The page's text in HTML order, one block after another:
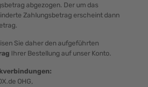
abgezogen. Der um das
Zahlungsbetrag erscheint dann
Sie daher den aufgeführten
Ihrer Bestellung auf unser Konto.
OHG,